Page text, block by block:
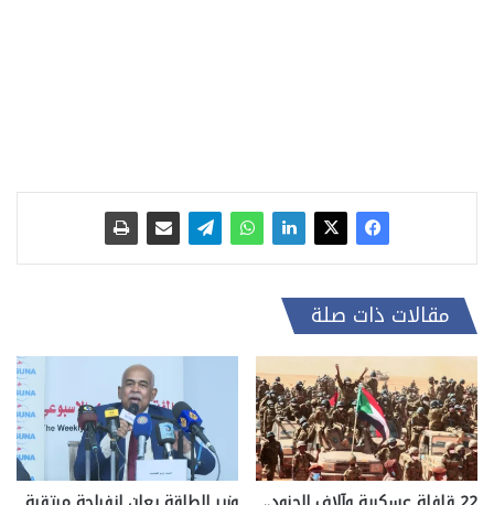
مقالات ذات صلة